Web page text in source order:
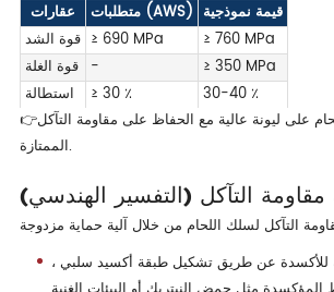
عقارات متطلبات (AWS) قيمة نموذجية
قوة الشد ≥ 690 MPa
≥ 760 MPa
قوة الغلة -
≥ 350 MPa
استطالة
≥ 30 ٪
30-40 ٪
👉يحافظ معدن اللحام على ليونة عالية مع الحفاظ على مقاومة التآكل
الممتازة.
مقاومة التآكل (التفسير الهندسي)
للأكسدة عن طريق تشكيل طبقة أكسيد سلبي ،